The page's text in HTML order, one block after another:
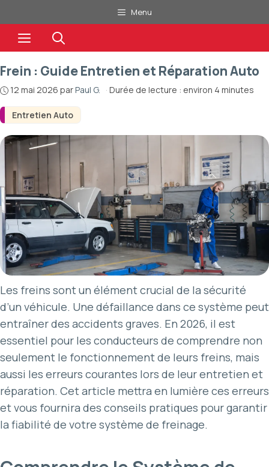
au
contenu
Menu
Menu
Entretien Auto
Frein : Guide Entretien et Réparation Auto
12 mai 2026 parPaul G. · Durée de lecture : environ 4 minutes
Les freins sont un élément crucial de la sécurité
d’un véhicule. Une défaillance dans ce système peut
entraîner des accidents graves. En 2026, il est
essentiel pour les conducteurs de comprendre non
seulement le fonctionnement de leurs freins, mais
aussi les erreurs courantes lors de leur entretien et
réparation. Cet article mettra en lumière ces erreurs
et vous fournira des conseils pratiques pour garantir
la fiabilité de votre système de freinage.